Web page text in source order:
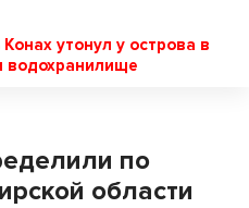
утонул у острова в
водохранилище
по
области